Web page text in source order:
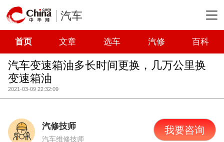
汽车
首页 文章 选车 汽修 百科
汽车变速箱油多长时间更换，几万公里换
变速箱油
2021-03-09 22:32:09
汽修技师
汽车维修技师
我要咨询